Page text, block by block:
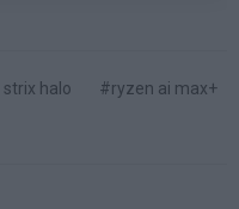
halo
#ryzen ai max+